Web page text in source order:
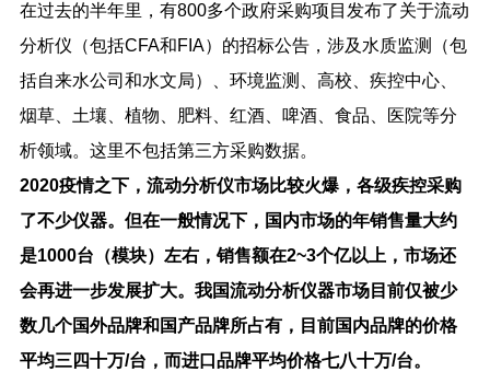
在过去的半年里，有800多个政府采购项目发布了关于流动
分析仪（包括CFA和FIA）的招标公告，涉及水质监测（包
括自来水公司和水文局）、环境监测、高校、疾控中心、
烟草、土壤、植物、肥料、红酒、啤酒、食品、医院等分
析领域。这里不包括第三方采购数据。
2020疫情之下，流动分析仪市场比较火爆，各级疾控采购
了不少仪器。但在一般情况下，国内市场的年销售量大约
是1000台（模块）左右，销售额在2~3个亿以上，市场还
会再进一步发展扩大。我国流动分析仪器市场目前仅被少
数几个国外品牌和国产品牌所占有，目前国内品牌的价格
平均三四十万/台，而进口品牌平均价格七八十万/台。